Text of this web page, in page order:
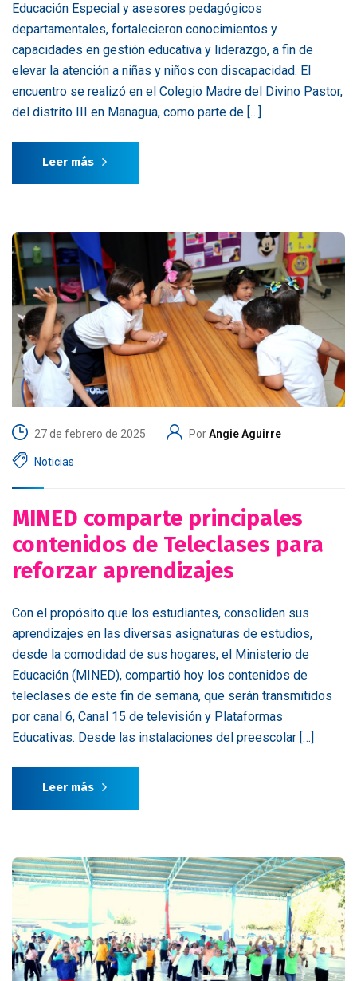
Educación Especial y asesores pedagógicos
departamentales, fortalecieron conocimientos y
capacidades en gestión educativa y liderazgo, a fin de
elevar la atención a niñas y niños con discapacidad. El
encuentro se realizó en el Colegio Madre del Divino Pastor,
del distrito III en Managua, como parte de […]
Leer más
27 de febrero de 2025 PorAngie Aguirre
Noticias
MINED comparte principales
contenidos de Teleclases para
reforzar aprendizajes
Con el propósito que los estudiantes, consoliden sus
aprendizajes en las diversas asignaturas de estudios,
desde la comodidad de sus hogares, el Ministerio de
Educación (MINED), compartió hoy los contenidos de
teleclases de este fin de semana, que serán transmitidos
por canal 6, Canal 15 de televisión y Plataformas
Educativas. Desde las instalaciones del preescolar […]
Leer más